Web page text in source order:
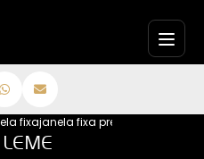
fixajanela fixa preco leme